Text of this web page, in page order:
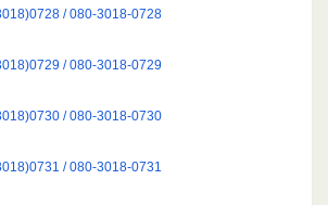
/ 080-3018-0728
/ 080-3018-0729
/ 080-3018-0730
/ 080-3018-0731